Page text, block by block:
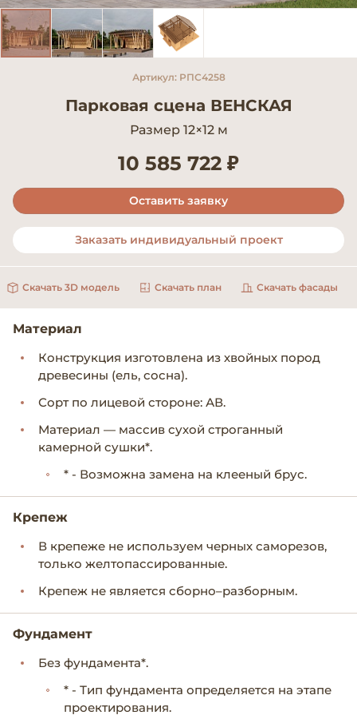
Артикул: РПС4258
Парковая сцена ВЕНСКАЯ
Размер 12×12 м
10 585 722 ₽
Оставить заявку
Заказать индивидуальный проект
Скачать 3D модель Скачать план Скачать фасады
Материал
Конструкция изготовлена из хвойных пород
древесины (ель, сосна).
Сорт по лицевой стороне: АВ.
Материал — массив сухой строганный
камерной сушки*.
* - Возможна замена на клееный брус.
Крепеж
В крепеже не используем черных саморезов,
только желтопассированные.
Крепеж не является сборно–разборным.
Фундамент
Без фундамента*.
* - Тип фундамента определяется на этапе
проектирования.